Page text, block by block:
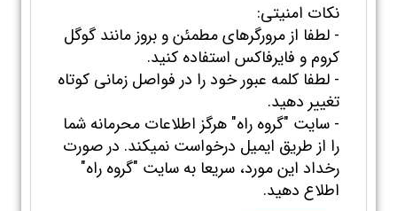
نکات امنیتی:
- لطفا از مرورگرهای مطمئن و بروز مانند گوگل
کروم و فایرفاکس استفاده کنید.
- لطفا کلمه عبور خود را در فواصل زمانی کوتاه
تغییر دهید.
- سایت "گروه راه" هرگز اطلاعات محرمانه شما
را از طریق ایمیل درخواست نمیکند. در صورت
رخداد این مورد، سریعا به سایت "گروه راه"
اطلاع دهید.